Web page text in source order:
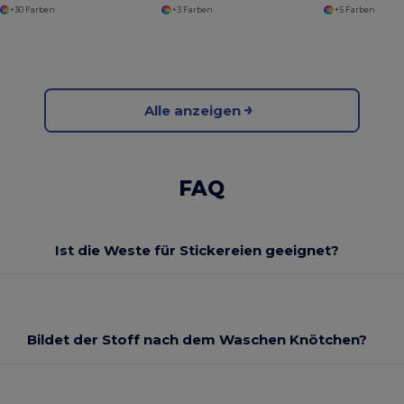
+30 Farben +3 Farben +5 Farben
Alle anzeigen
FAQ
Ist die Weste für Stickereien geeignet?
Bildet der Stoff nach dem Waschen Knötchen?